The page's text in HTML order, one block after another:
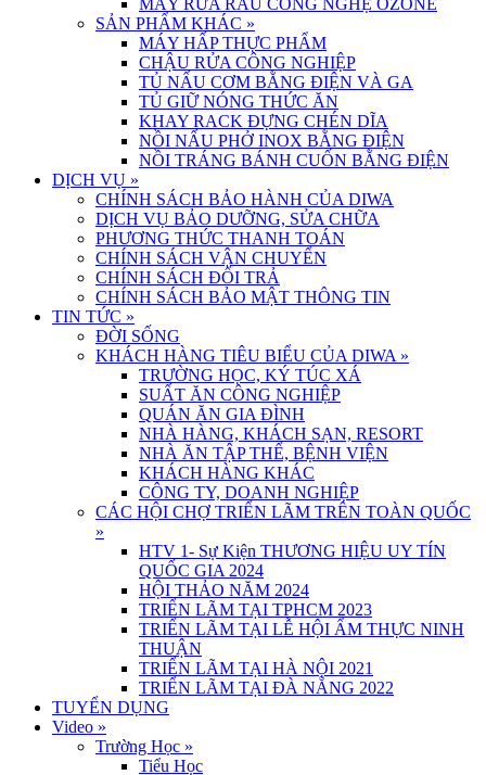
MÁY RỬA RAU CÔNG NGHỆ OZONE
SẢN PHẨM KHÁC »
MÁY HẤP THỰC PHẨM
CHẬU RỬA CÔNG NGHIỆP
TỦ NẤU CƠM BẰNG ĐIỆN VÀ GA
TỦ GIỮ NÓNG THỨC ĂN
KHAY RACK ĐỰNG CHÉN DĨA
NỒI NẤU PHỞ INOX BẰNG ĐIỆN
NỒI TRÁNG BÁNH CUỐN BẰNG ĐIỆN
DỊCH VỤ »
CHÍNH SÁCH BẢO HÀNH CỦA DIWA
DỊCH VỤ BẢO DƯỠNG, SỬA CHỮA
PHƯƠNG THỨC THANH TOÁN
CHÍNH SÁCH VẬN CHUYỂN
CHÍNH SÁCH ĐỔI TRẢ
CHÍNH SÁCH BẢO MẬT THÔNG TIN
TIN TỨC »
ĐỜI SỐNG
KHÁCH HÀNG TIÊU BIỂU CỦA DIWA »
TRƯỜNG HỌC, KÝ TÚC XÁ
SUẤT ĂN CÔNG NGHIỆP
QUÁN ĂN GIA ĐÌNH
NHÀ HÀNG, KHÁCH SẠN, RESORT
NHÀ ĂN TẬP THỂ, BỆNH VIỆN
KHÁCH HÀNG KHÁC
CÔNG TY, DOANH NGHIỆP
CÁC HỘI CHỢ TRIỂN LÃM TRÊN TOÀN QUỐC
»
HTV 1- Sự Kiện THƯƠNG HIỆU UY TÍN
QUỐC GIA 2024
HỘI THẢO NĂM 2024
TRIỂN LÃM TẠI TPHCM 2023
TRIỂN LÃM TẠI LỄ HỘI ẨM THỰC NINH
THUẬN
TRIỂN LÃM TẠI HÀ NỘI 2021
TRIỂN LÃM TẠI ĐÀ NẴNG 2022
TUYỂN DỤNG
Video »
Trường Học »
Tiểu Học